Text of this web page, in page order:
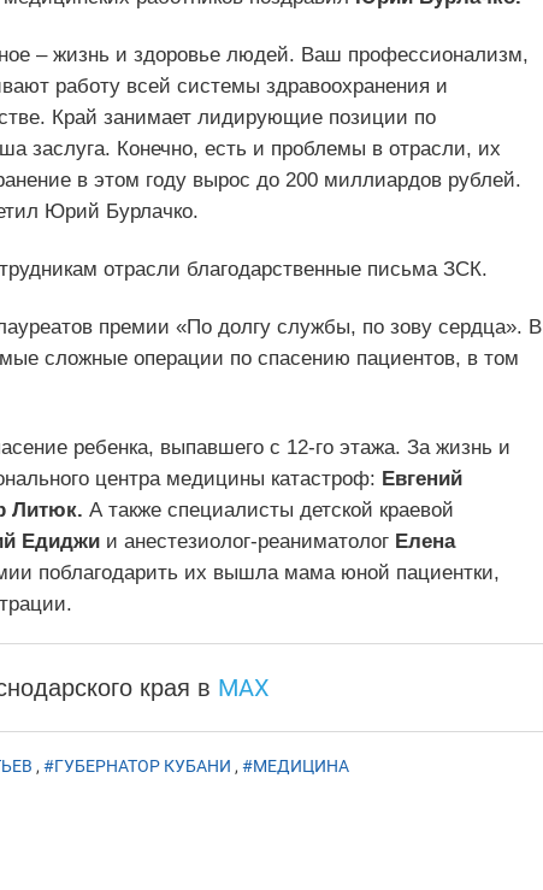
– жизнь и здоровье людей. Ваш профессионализм,
работу всей системы здравоохранения и
Край занимает лидирующие позиции по
заслуга. Конечно, есть и проблемы в отрасли, их
в этом году вырос до 200 миллиардов рублей.
Юрий Бурлачко.
отрасли благодарственные письма ЗСК.
премии «По долгу службы, по зову сердца». В
сложные операции по спасению пациентов, в том
ребенка, выпавшего с 12-го этажа. За жизнь и
центра медицины катастроф: Евгений
Литюк. А также специалисты детской краевой
Едиджи и анестезиолог-реаниматолог Елена
поблагодарить их вышла мама юной пациентки,
края в MAX
, #ГУБЕРНАТОР КУБАНИ , #МЕДИЦИНА